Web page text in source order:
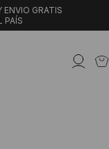
GRATIS
PAÍS